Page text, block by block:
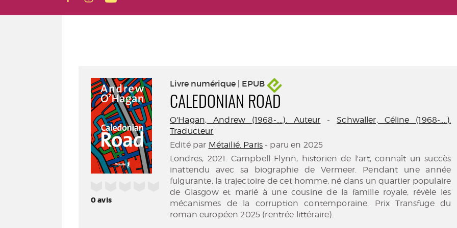
0avis
Livre numérique | EPUB
CALEDONIAN ROAD
O'Hagan, Andrew (1968-....). Auteur -Schwaller, Céline (1968-....).
Traducteur
Edité par Métailié. Paris - paru en 2025
Londres, 2021. Campbell Flynn, historien de l'art, connaît un succès
inattendu avec sa biographie de Vermeer. Pendant une année
fulgurante, la trajectoire de cet homme, né dans un quartier populaire
de Glasgow et marié à une cousine de la famille royale, révèle les
mécanismes de la corruption contemporaine. Prix Transfuge du
roman européen 2025 (rentrée littéraire).